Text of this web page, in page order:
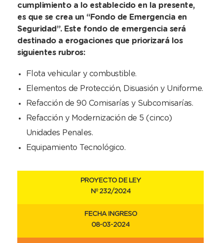
cumplimiento a lo establecido en la presente,
es que se crea un “Fondo de Emergencia en
Seguridad”. Este fondo de emergencia será
destinado a erogaciones que priorizará los
siguientes rubros:
Flota vehicular y combustible.
Elementos de Protección, Disuasión y Uniforme.
Refacción de 90 Comisarías y Subcomisarías.
Refacción y Modernización de 5 (cinco)
Unidades Penales.
Equipamiento Tecnológico.
PROYECTO DE LEY
Nº 232/2024
FECHA INGRESO
08-03-2024